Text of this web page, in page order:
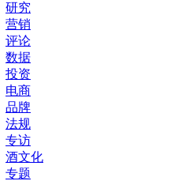
研究
营销
评论
数据
投资
电商
品牌
法规
专访
酒文化
专题